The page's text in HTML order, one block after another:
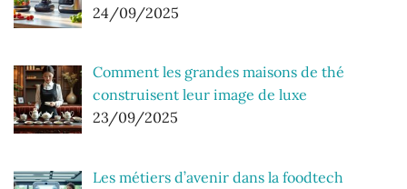
24/09/2025
Comment les grandes maisons de thé
construisent leur image de luxe
23/09/2025
Les métiers d’avenir dans la foodtech